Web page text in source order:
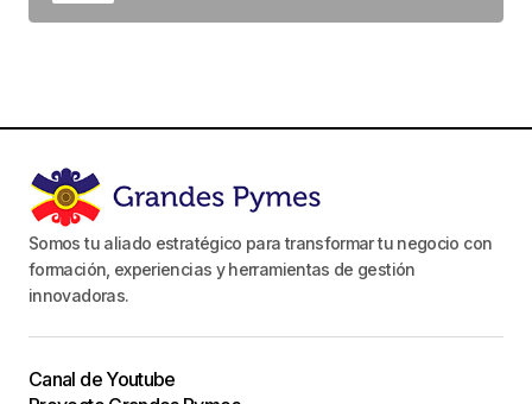
Somos tu aliado estratégico para transformar tu negocio con
formación, experiencias y herramientas de gestión
innovadoras.
Canal de Youtube